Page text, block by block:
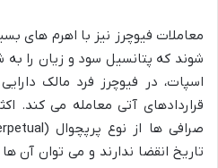
شوند که پتانسیل سود و زیان را
اسپات، در فیوچرز فرد مالک
قراردادهای آتی معامله می کند.
تاریخ انقضا ندارند و می توان آن